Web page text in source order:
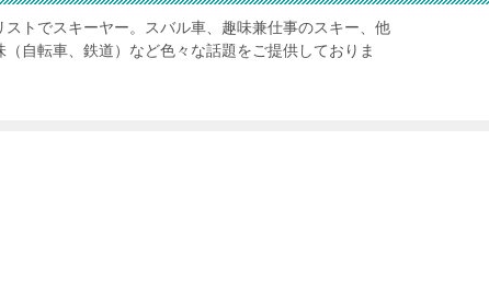
ストでスキーヤー。スバル車、趣味兼仕事のスキー、他
（自転車、鉄道）など色々な話題をご提供しておりま